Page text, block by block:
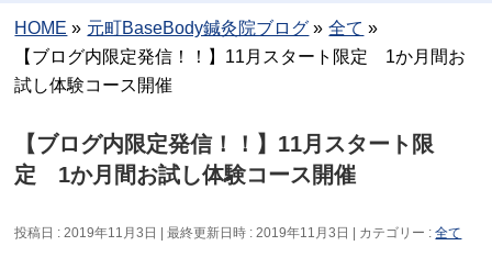
HOME » 元町BaseBody鍼灸院ブログ » 全て »
【ブログ内限定発信！！】11月スタート限定 1か月間お
試し体験コース開催
【ブログ内限定発信！！】11月スタート限
定 1か月間お試し体験コース開催
投稿日 : 2019年11月3日 最終更新日時 : 2019年11月3日 カテゴリー :全て